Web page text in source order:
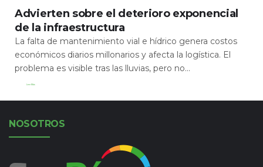
Advierten sobre el deterioro exponencial
de la infraestructura
La falta de mantenimiento vial e hídrico genera costos
económicos diarios millonarios y afecta la logística. El
problema es visible tras las lluvias, pero no...
Leer Más
NOSOTROS